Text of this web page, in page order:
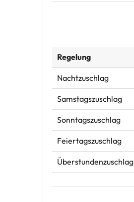
Regelung
Nachtzuschlag
Samstagszuschlag
Sonntagszuschlag
Feiertagszuschlag
Überstundenzuschlag